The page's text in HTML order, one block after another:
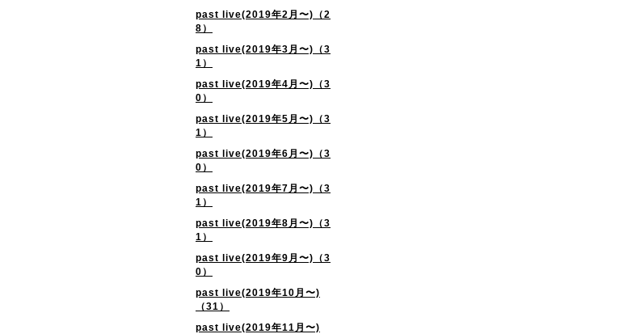
past live(2019年2月〜)（2
8）
past live(2019年3月〜)（3
1）
past live(2019年4月〜)（3
0）
past live(2019年5月〜)（3
1）
past live(2019年6月〜)（3
0）
past live(2019年7月〜)（3
1）
past live(2019年8月〜)（3
1）
past live(2019年9月〜)（3
0）
past live(2019年10月〜)
（31）
past live(2019年11月〜)